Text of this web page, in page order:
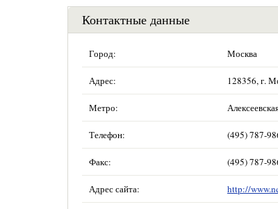
Контактные данные
Город: Москва
Адрес: 128356, г.
Метро:
Телефон: (495) 787-
Факс: (495) 787-
Адрес сайта: http://